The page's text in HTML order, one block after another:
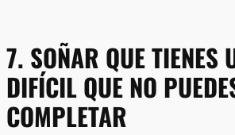
7. SOÑAR QUE TIENES
DIFÍCIL QUE NO
COMPLETAR